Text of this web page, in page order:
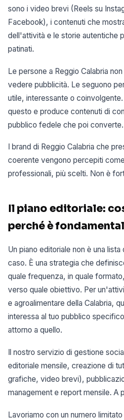
sono i video brevi (Reels su
Facebook), i contenuti che
dell'attività e le storie autentiche
patinati.
Le persone a Reggio Calabria
vedere pubblicità. Le seguono
utile, interessante o
questo e produce contenuti di
pubblico fedele che poi converte.
I brand di Reggio Calabria che
coerente vengono percepiti
professionali, più scelti. Non è
Il piano editoriale:
perché è
Un piano editoriale non è una
caso. È una strategia che
quale frequenza, in quale
verso quale obiettivo. Per
e agroalimentare della Calabria,
interessa al tuo pubblico
attorno a quello.
Il nostro servizio di gestione
editoriale mensile, creazione di
grafiche, video brevi),
management e report mensile. A
Lavoriamo con un numero